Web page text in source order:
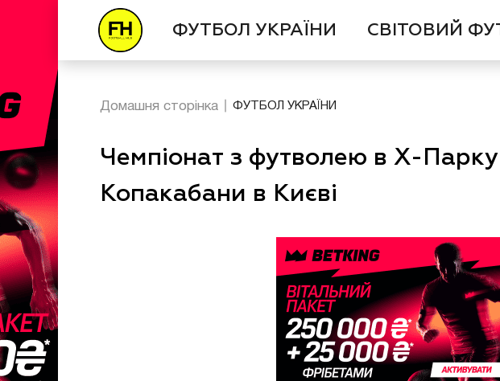
ФУТБОЛ УКРАЇНИ СВІТОВИЙ
Домашня сторінка ФУТБОЛ УКРАЇНИ
Чемпіонат з футволею в Х-
Копакабани в Києві